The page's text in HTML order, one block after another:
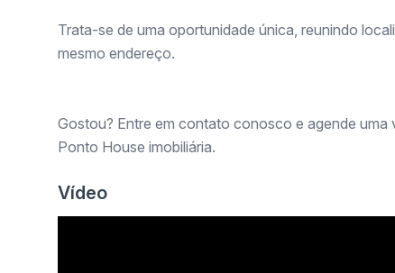
Trata-se de uma oportunidade única, reunindo
mesmo endereço.
Gostou? Entre em contato conosco e agende uma
Ponto House imobiliária.
Vídeo